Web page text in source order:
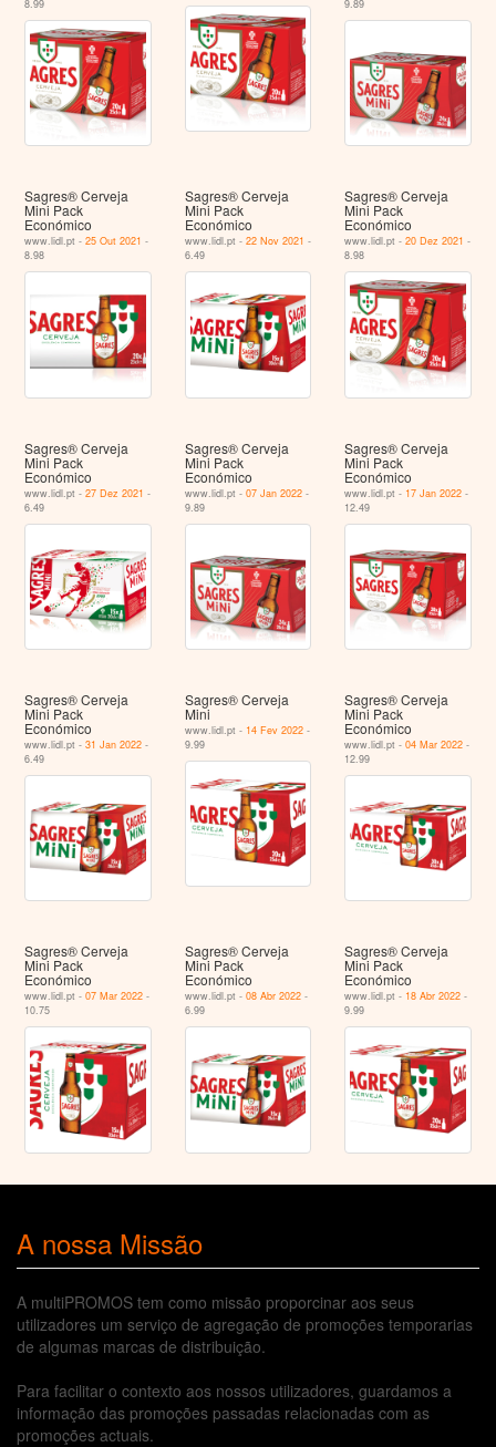
8.99
9.89
Sagres® Cerveja
Mini Pack
Económico
www.lidl.pt -25 Out 2021 -
8.98
Sagres® Cerveja
Mini Pack
Económico
www.lidl.pt - 22 Nov 2021 -
6.49
Sagres® Cerveja
Mini Pack
Económico
www.lidl.pt -20 Dez 2021 -
8.98
Sagres® Cerveja
Mini Pack
Económico
www.lidl.pt -27 Dez 2021 -
6.49
Sagres® Cerveja
Mini Pack
Económico
www.lidl.pt - 07 Jan 2022-
9.89
Sagres® Cerveja
Mini Pack
Económico
www.lidl.pt - 17 Jan 2022 -
12.49
Sagres® Cerveja
Mini Pack
Económico
www.lidl.pt -31 Jan 2022 -
6.49
Sagres® Cerveja
Mini
www.lidl.pt - 14 Fev 2022-
9.99
Sagres® Cerveja
Mini Pack
Económico
www.lidl.pt -04 Mar 2022 -
12.99
Sagres® Cerveja
Mini Pack
Económico
www.lidl.pt -07 Mar 2022 -
10.75
Sagres® Cerveja
Mini Pack
Económico
www.lidl.pt - 08 Abr 2022-
6.99
Sagres® Cerveja
Mini Pack
Económico
www.lidl.pt - 18 Abr 2022 -
9.99
A nossa Missão
A multiPROMOS tem como missão proporcinar aos seus
utilizadores um serviço de agregação de promoções temporarias
de algumas marcas de distribuição.
Para facilitar o contexto aos nossos utilizadores, guardamos a
informação das promoções passadas relacionadas com as
promoções actuais.